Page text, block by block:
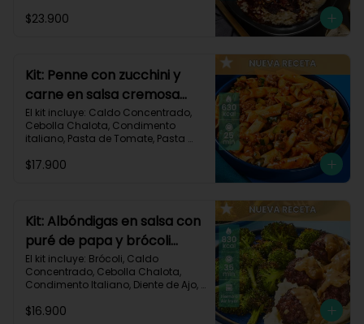
Tipo Cherry, Vinagre Balsámico y
$23.900
Kit: Penne con zucchini y
carne en salsa cremosa
italiana-146
El kit incluye: Caldo Concentrado,
Cebolla Chalota, Condimento
italiano, Pasta de Tomate, Pasta
Zucchini Verde, Receta Impresa.
$17.900
Kit: Albóndigas en salsa con
puré de papa y brócoli
asado-137
El kit incluye: Brócoli, Caldo
Concentrado, Cebolla Chalota,
Condimento Italiano, Diente de Ajo,
Molida (150g/p), Salsa de Soya,
$16.900